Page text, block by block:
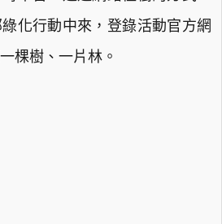
化行動中來，登錄活動官方網
棵樹、一片林。